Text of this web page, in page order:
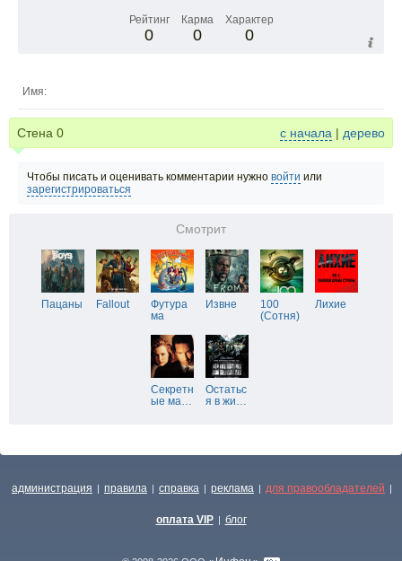
Рейтинг
0
Карма
0
Характер
0
Имя:
Стена 0 с начала | дерево
Чтобы писать и оценивать комментарии нужно войти или
зарегистрироваться
Смотрит
Пацаны Fallout
Футура
ма
Извне
100
(Сотня)
Лихие
Секретн
ые ма…
Остатьс
я в жи…
администрация | правила | справка | реклама | для правообладателей |
оплата VIP | блог